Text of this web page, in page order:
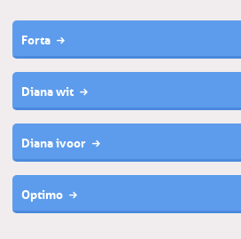
Forta
Diana wit
Diana ivoor
Optimo